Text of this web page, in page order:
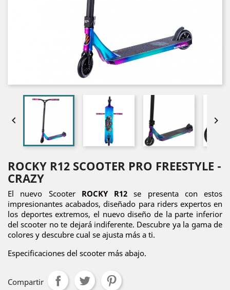
 
ROCKY R12 SCOOTER PRO FREESTYLE -
CRAZY
El nuevo Scooter ROCKY R12 se presenta con estos
impresionantes acabados, diseñado para riders expertos en
los deportes extremos, el nuevo diseño de la parte inferior
del scooter no te dejará indiferente. Descubre ya la gama de
colores y descubre cual se ajusta más a ti.
Especificaciones del scooter más abajo.
Compartir